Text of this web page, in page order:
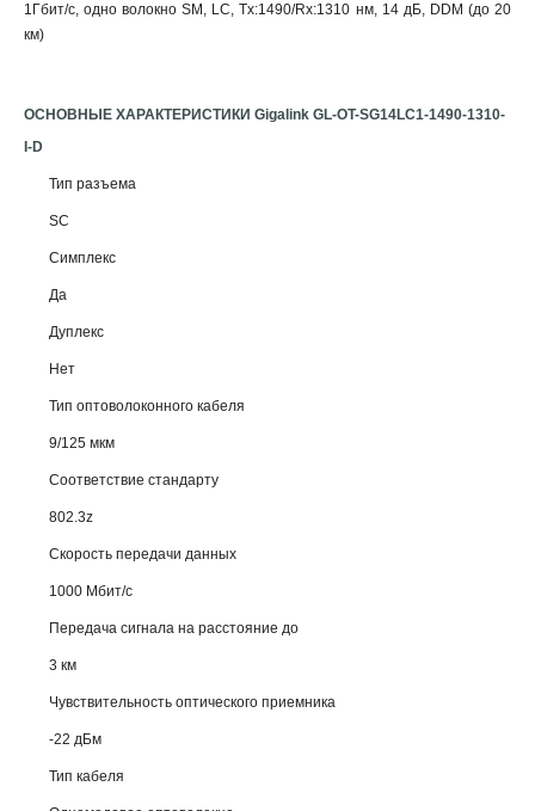
1Гбит/c, одно волокно SM, LC, Tx:1490/Rx:1310 нм, 14 дБ, DDM (до 20
км)
ОСНОВНЫЕ ХАРАКТЕРИСТИКИ Gigalink GL-OT-SG14LC1-1490-1310-
I-D
Тип разъема
SC
Симплекс
Да
Дуплекс
Нет
Тип оптоволоконного кабеля
9/125 мкм
Соответствие стандарту
802.3z
Скорость передачи данных
1000 Мбит/с
Передача сигнала на расстояние до
3 км
Чувствительность оптического приемника
-22 дБм
Тип кабеля